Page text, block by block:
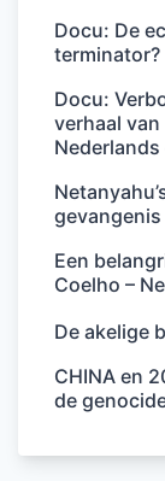
Docu: De
Docu:
verhaal
Een
Coelho –
De akelige
CHINA en
de